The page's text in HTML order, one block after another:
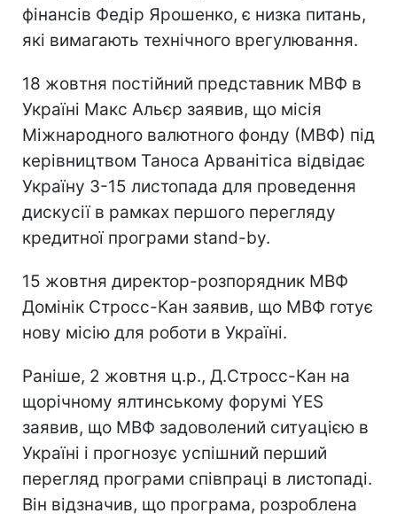
фінансів Федір Ярошенко, є низка питань,
які вимагають технічного врегулювання.
18 жовтня постійний представник МВФ в
Україні Макс Альєр заявив, що місія
Міжнародного валютного фонду (МВФ) під
керівництвом Таноса Арванітіса відвідає
Україну 3-15 листопада для проведення
дискусії в рамках першого перегляду
кредитної програми stand-by.
15 жовтня директор-розпорядник МВФ
Домінік Стросс-Кан заявив, що МВФ готує
нову місію для роботи в Україні.
Раніше, 2 жовтня ц.р., Д.Стросс-Кан на
щорічному ялтинському форумі YES
заявив, що МВФ задоволений ситуацією в
Україні і прогнозує успішний перший
перегляд програми співпраці в листопаді.
Він відзначив, що програма, розроблена